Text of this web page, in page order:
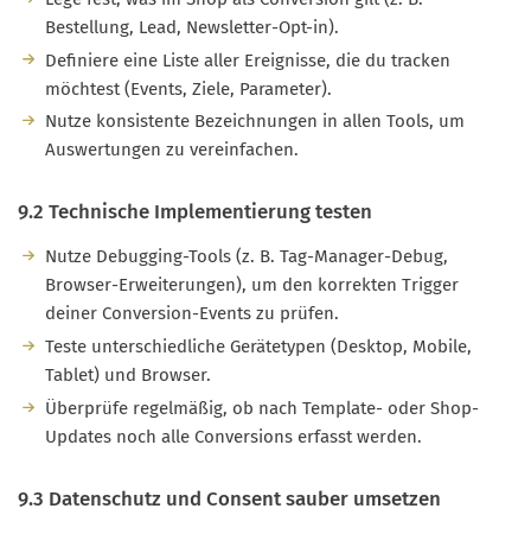
Bestellung, Lead, Newsletter-Opt-in).
Definiere eine Liste aller Ereignisse, die du tracken
möchtest (Events, Ziele, Parameter).
Nutze konsistente Bezeichnungen in allen Tools, um
Auswertungen zu vereinfachen.
9.2 Technische Implementierung testen
Nutze Debugging-Tools (z. B. Tag-Manager-Debug,
Browser-Erweiterungen), um den korrekten Trigger
deiner Conversion-Events zu prüfen.
Teste unterschiedliche Gerätetypen (Desktop, Mobile,
Tablet) und Browser.
Überprüfe regelmäßig, ob nach Template- oder Shop-
Updates noch alle Conversions erfasst werden.
9.3 Datenschutz und Consent sauber umsetzen